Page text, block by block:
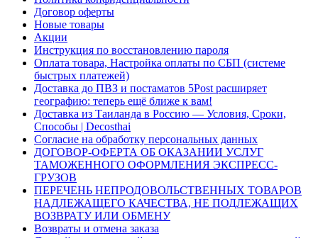
Договор оферты
Новые товары
Акции
Инструкция по восстановлению пароля
Оплата товара, Настройка оплаты по СБП (системе
быстрых платежей)
Доставка до ПВЗ и постаматов 5Post расширяет
географию: теперь ещё ближе к вам!
Доставка из Таиланда в Россию — Условия, Сроки,
Способы | Decosthai
Согласие на обработку персональных данных
ДОГОВОР-ОФЕРТА ОБ ОКАЗАНИИ УСЛУГ
ТАМОЖЕННОГО ОФОРМЛЕНИЯ ЭКСПРЕСС-
ГРУЗОВ
ПЕРЕЧЕНЬ НЕПРОДОВОЛЬСТВЕННЫХ ТОВАРОВ
НАДЛЕЖАЩЕГО КАЧЕСТВА, НЕ ПОДЛЕЖАЩИХ
ВОЗВРАТУ ИЛИ ОБМЕНУ
Возвраты и отмена заказа